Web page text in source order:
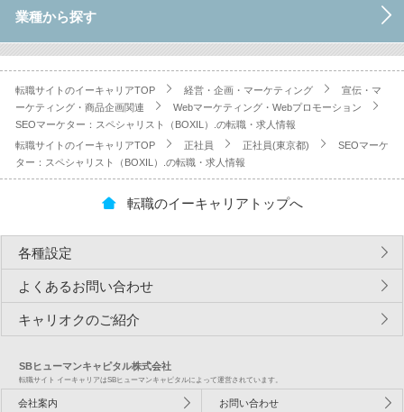
業種から探す
転職サイトのイーキャリアTOP 経営・企画・マーケティング
宣伝・マ
ーケティング・商品企画関連
Webマーケティング・Webプロモーション
SEOマーケター：スペシャリスト（BOXIL）.の転職・求人情報
転職サイトのイーキャリアTOP
正社員 正社員(東京都)
SEOマーケ
ター：スペシャリスト（BOXIL）.の転職・求人情報
転職のイーキャリアトップへ
各種設定
よくあるお問い合わせ
キャリオクのご紹介
SBヒューマンキャピタル株式会社
転職サイト イーキャリアはSBヒューマンキャピタルによって運営されています。
会社案内 お問い合わせ